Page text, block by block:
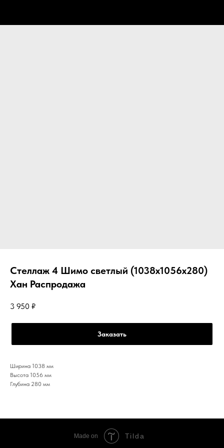
Стеллаж 4 Шимо светлый (1038х1056х280)
Хан Распродажа
3 950 ₽
Заказать
Ширина 1038 мм
Высота 1056 мм
Глубина 280 мм
Made on Tilda